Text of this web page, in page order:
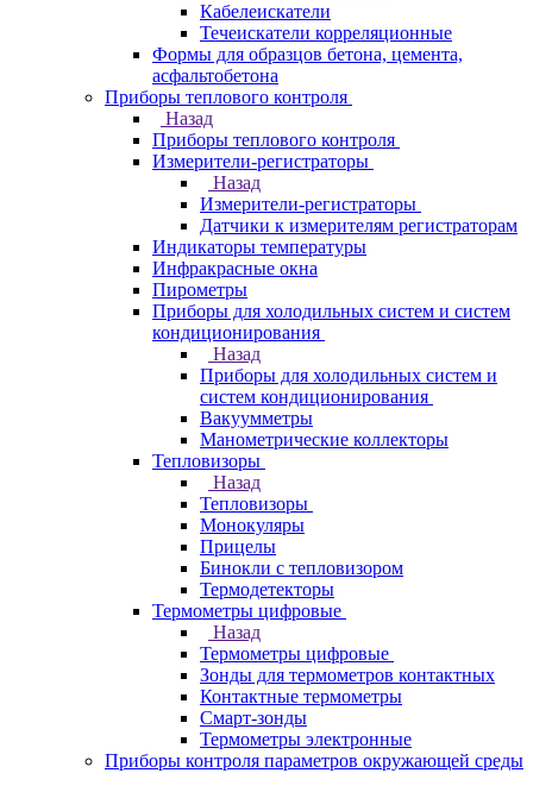
Кабелеискатели
Течеискатели корреляционные
Формы для образцов бетона, цемента,
асфальтобетона
Приборы теплового контроля
Назад
Приборы теплового контроля
Измерители-регистраторы
Назад
Измерители-регистраторы
Датчики к измерителям регистраторам
Индикаторы температуры
Инфракрасные окна
Пирометры
Приборы для холодильных систем и систем
кондиционирования
Назад
Приборы для холодильных систем и
систем кондиционирования
Вакуумметры
Манометрические коллекторы
Тепловизоры
Назад
Тепловизоры
Монокуляры
Прицелы
Бинокли с тепловизором
Термодетекторы
Термометры цифровые
Назад
Термометры цифровые
Зонды для термометров контактных
Контактные термометры
Смарт-зонды
Термометры электронные
Приборы контроля параметров окружающей среды